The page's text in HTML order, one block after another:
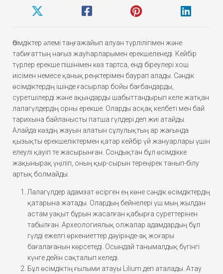
Өсімдіктер әлемі таңғажайып алуан түрлілігімен және
табиғаттың нағыз жауһарларымен ерекшеленеді. Кейбір
түрлер ерекше пішінімен көз тартса, енді біреулері хош
иісімен немесе қанық реңктерімен баурап алады. Сәндік
өсімдіктердің ішінде ғасырлар бойы бағбандарды,
суретшілерді және ақындарды шабыттандырып келе жатқан
лалагүлдердің орны ерекше. Оларды асқақ келбеті мен бай
тарихына байланысты патша гүлдері деп жиі атайды.
Алайда көздің жауын алатын сұлулықтың ар жағында
қызықты ерекшеліктермен қатар кейбір үй жануарлары үшін
елеулі қауіп те жасырынған. Сондықтан бұл өсімдікке
жақынырақ үңіліп, оның қыр-сырын тереңірек танып-білу
артық болмайды.
Лалагүлдер адамзат өсірген ең көне сәндік өсімдіктердің
қатарына жатады. Олардың бейнелері үш мың жылдан
астам уақыт бұрын жасалған қабырға суреттерінен
табылған. Археологиялық олжалар адамдардың бұл
гүлді ежелгі өркениеттер дәуірінде-ақ жоғары
бағалағанын көрсетеді. Осындай танымалдық бүгінгі
күнге дейін сақталып келеді.
Бұл өсімдіктің ғылыми атауы Lilium деп аталады. Атау